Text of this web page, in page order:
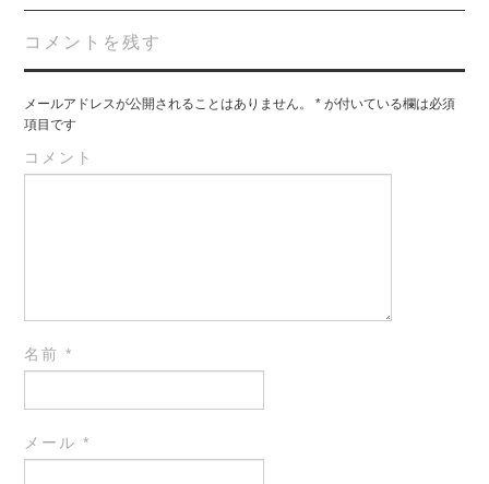
コメントを残す
メールアドレスが公開されることはありません。 * が付いている欄は必須
項目です
コメント
名前*
メール*